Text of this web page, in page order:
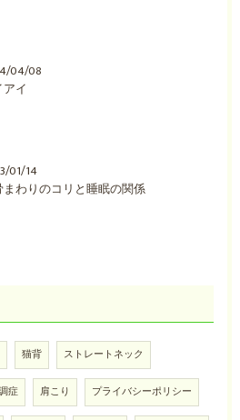
04/08
アイ
01/14
わりのコリと睡眠の関係
猫背 ストレートネック
症 肩こり プライバシーポリシー